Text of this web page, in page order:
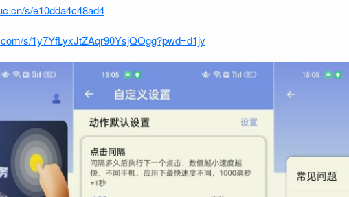
s/e10dda4c48ad4
s/1y7YfLyxJtZAqr90YsjQOgg?pwd=d1jy